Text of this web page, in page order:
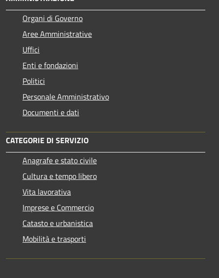
Organi di Governo
Aree Amministrative
Uffici
Enti e fondazioni
Politici
Personale Amministrativo
Documenti e dati
CATEGORIE DI SERVIZIO
Anagrafe e stato civile
Cultura e tempo libero
Vita lavorativa
Imprese e Commercio
Catasto e urbanistica
Mobilità e trasporti